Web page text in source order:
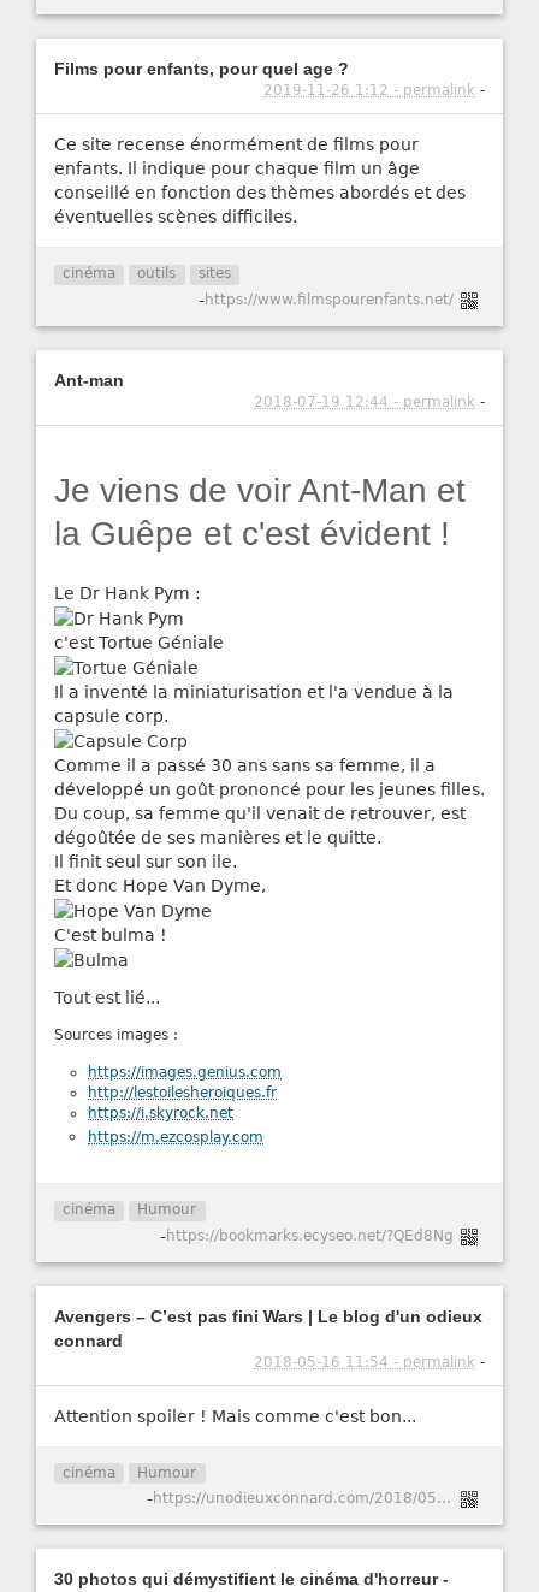
Films pour enfants, pour quel age ?
2019-11-26 1:12 - permalink -
Ce site recense énormément de films pour
enfants. Il indique pour chaque film un âge
conseillé en fonction des thèmes abordés et des
éventuelles scènes difficiles.
cinéma outils sites
-https://www.filmspourenfants.net/
Ant-man
2018-07-19 12:44 - permalink -
Je viens de voir Ant-Man et
la Guêpe et c'est évident !
Le Dr Hank Pym :
c'est Tortue Géniale
Il a inventé la miniaturisation et l'a vendue à la
capsule corp.
Comme il a passé 30 ans sans sa femme, il a
développé un goût prononcé pour les jeunes filles.
Du coup, sa femme qu'il venait de retrouver, est
dégoûtée de ses manières et le quitte.
Il finit seul sur son ile.
Et donc Hope Van Dyme,
C'est bulma !
Tout est lié...
Sources images :
https://images.genius.com
http://lestoilesheroiques.fr
https://i.skyrock.net
https://m.ezcosplay.com
cinéma Humour
-https://bookmarks.ecyseo.net/?QEd8Ng
Avengers – C’est pas fini Wars | Le blog d'un odieux
connard
2018-05-16 11:54 - permalink -
Attention spoiler ! Mais comme c'est bon...
cinéma Humour
- https://unodieuxconnard.com/2018/05/15/avengers-cest-pas-fini-wars/
30 photos qui démystifient le cinéma d'horreur -